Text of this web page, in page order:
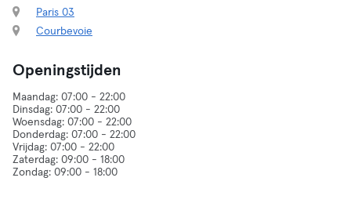
Paris 03
Courbevoie
Openingstijden
Maandag: 07:00 - 22:00
Dinsdag: 07:00 - 22:00
Woensdag: 07:00 - 22:00
Donderdag: 07:00 - 22:00
Vrijdag: 07:00 - 22:00
Zaterdag: 09:00 - 18:00